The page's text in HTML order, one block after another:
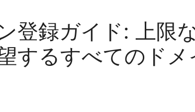
登録ガイド: 上限
するすべてのドメ